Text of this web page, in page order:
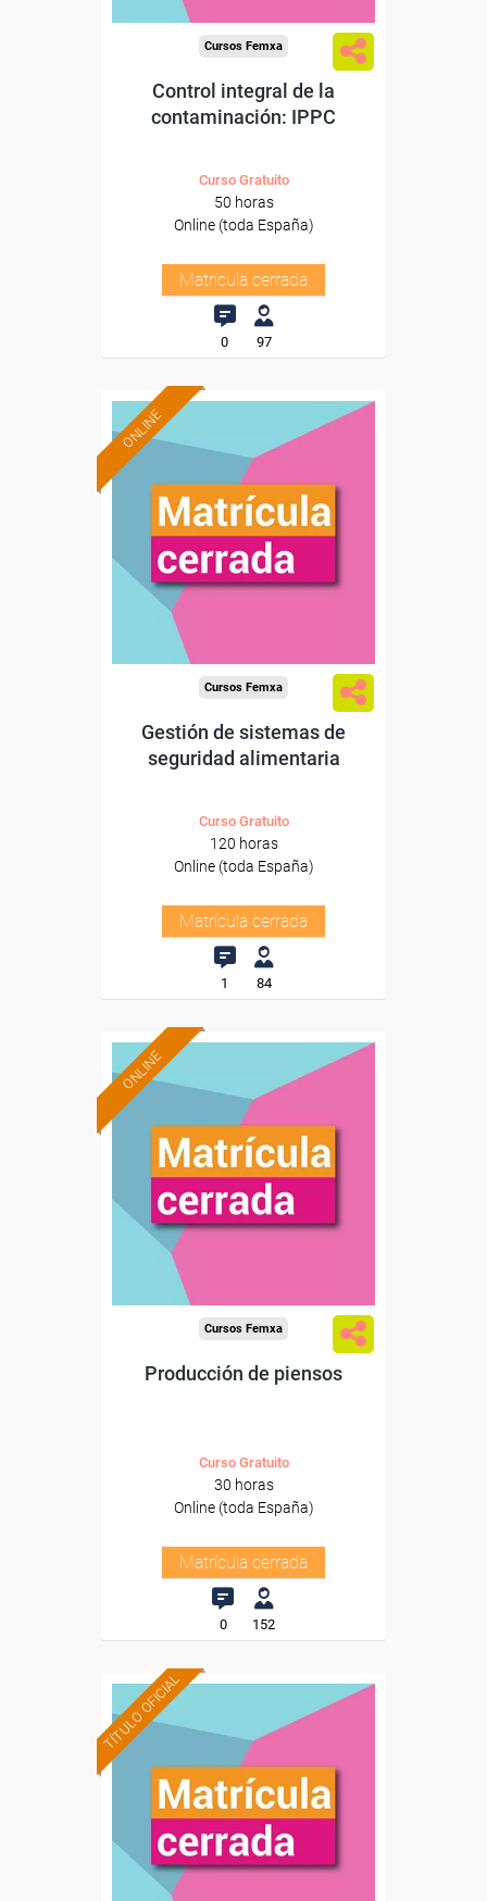
Cursos Femxa
Control integral de la
contaminación: IPPC
Curso Gratuito
50 horas
Online (toda España)
Matrícula cerrada
0 97
ONLINE
Cursos Femxa
Gestión de sistemas de
seguridad alimentaria
Curso Gratuito
120 horas
Online (toda España)
Matrícula cerrada
1 84
ONLINE
Cursos Femxa
Producción de piensos
Curso Gratuito
30 horas
Online (toda España)
Matrícula cerrada
0 152
TÍTULO OFICIAL